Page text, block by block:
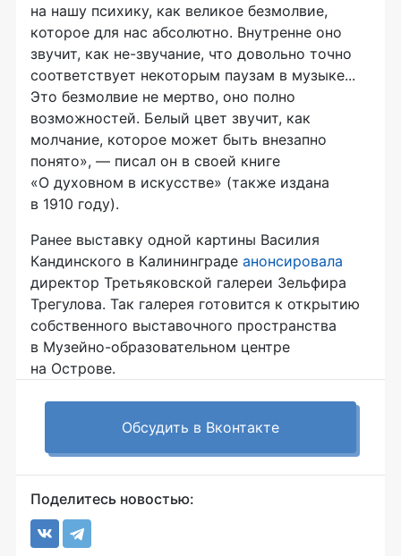
на нашу психику, как великое безмолвие,
которое для нас абсолютно. Внутренне оно
звучит, как не-звучание, что довольно точно
соответствует некоторым паузам в музыке...
Это безмолвие не мертво, оно полно
возможностей. Белый цвет звучит, как
молчание, которое может быть внезапно
понято», — писал он в своей книге
«О духовном в искусстве» (также издана
в 1910 году).
Ранее выставку одной картины Василия
Кандинского в Калининграде анонсировала
директор Третьяковской галереи Зельфира
Трегулова. Так галерея готовится к открытию
собственного выставочного пространства
в Музейно-образовательном центре
на Острове.
Обсудить в Вконтакте
Поделитесь новостью: